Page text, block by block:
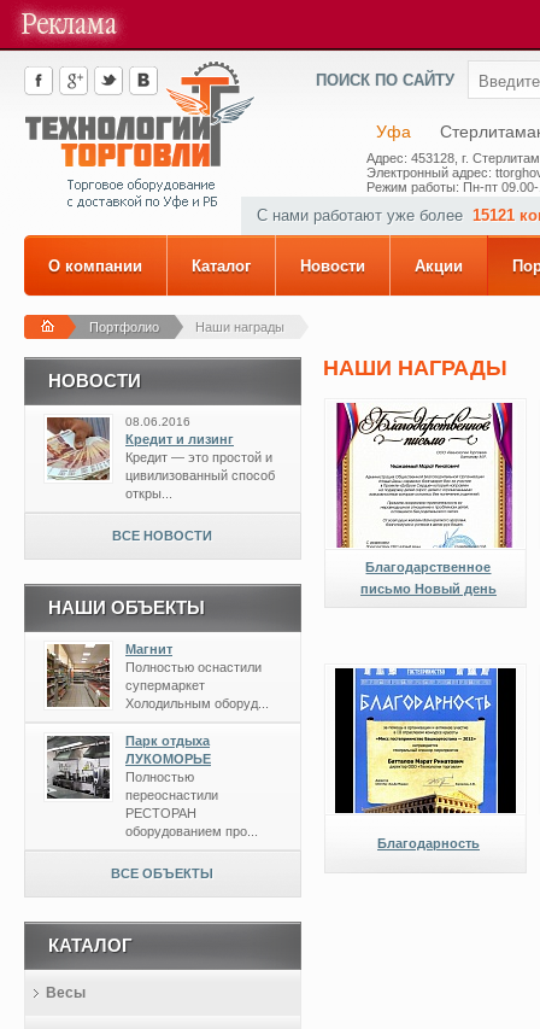
ПОИСК ПО САЙТУ
Уфа
Адрес: 453128, г.
Электронный адрес:
Режим работы: Пн-пт
С нами работают уже более 15121
О компании Каталог Новости Акции
Портфолио Наши награды
НАШИ НАГРАДЫ
Благодарственное
письмо Новый день
Благодарность
НОВОСТИ
08.06.2016
Кредит и лизинг
Кредит — это простой и
цивилизованный способ
откры...
ВСЕ НОВОСТИ
НАШИ ОБЪЕКТЫ
Магнит
Полностью оснастили
супермаркет
Холодильным оборуд...
Парк отдыха
ЛУКОМОРЬЕ
Полностью
переоснастили
РЕСТОРАН
оборудованием про...
ВСЕ ОБЪЕКТЫ
КАТАЛОГ
Весы